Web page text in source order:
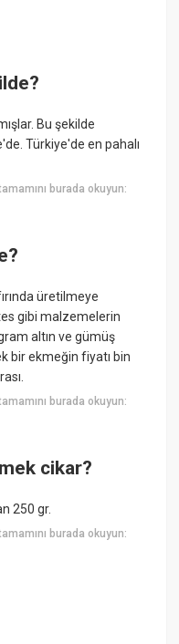
Bu şekilde
Türkiye'de en pahalı
burada okuyun:
üretilmeye
gibi malzemelerin
altın ve gümüş
bir ekmeğin fiyatı bin
burada okuyun:
cikar?
250 gr.
burada okuyun: